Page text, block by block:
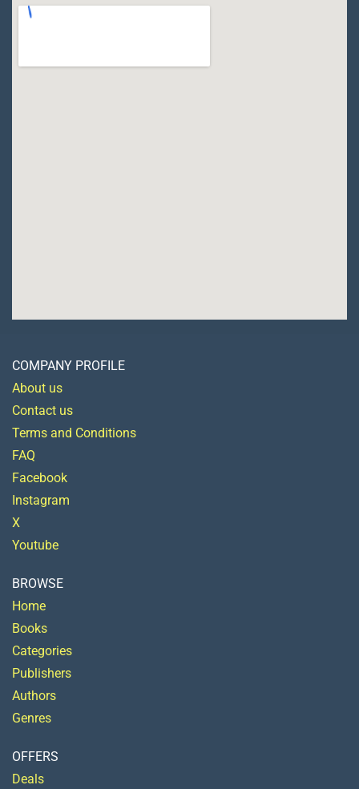
COMPANY PROFILE
About us
Contact us
Terms and Conditions
FAQ
Facebook
Instagram
X
Youtube
BROWSE
Home
Books
Categories
Publishers
Authors
Genres
OFFERS
Deals